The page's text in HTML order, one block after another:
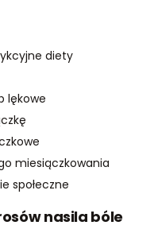
diety
lękowe
miesiączkowania
społeczne
nasila bóle